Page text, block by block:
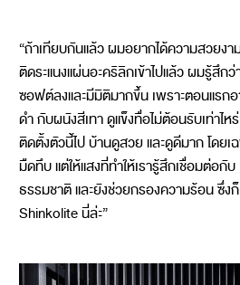
“ถ้าเทียบกันแล้ว ผมอยากได้ความสวยง
ติดระแนงแผ่นอะคริลิกเข้าไปแล้ว ผมรู้สึก
ซอฟต์ลงและมีมิติมากขึ้น เพราะตอนแรกอ
ดำ กับผนังสีเทา ดูแข็งทื่อไม่ต้อนรับเท่าไห
ติดตั้งตัวนี้ไป บ้านดูสวย และดูดีมาก โดยเ
มืดทึบ แต่ให้แสงที่ทำให้เรารู้สึกเชื่อมต่อกับ
ธรรมชาติ และยังช่วยกรองความร้อน ซึ่
Shinkolite นี่ล่ะ”